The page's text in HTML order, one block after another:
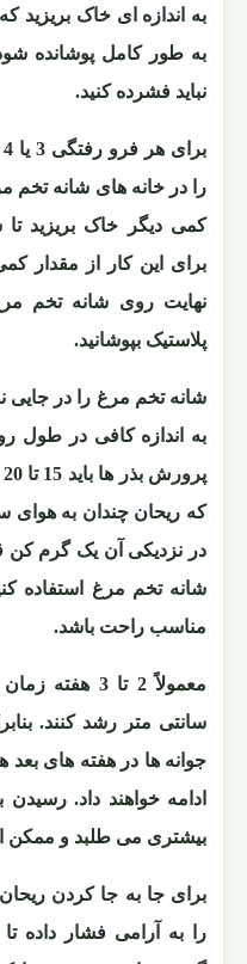
به اندازه ای خاک
به طور کامل پوشانده
نباید فشرده کنید.
را در خانه های شانه
کمی دیگر خاک بریزید
برای این کار از مقدار
نهایت روی شانه تخم
پلاستیک بپوشانید.
شانه تخم مرغ را در جایی
به اندازه کافی در طول
که ریحان چندان به هوای
در نزدیکی آن یک گرم کن
شانه تخم مرغ استفاده
مناسب راحت باشد.
سانتی متر رشد کنند.
جوانه ها در هفته های
بیشتری می طلبد و ممکن است 2 تا 7 هفته به
برای جا به جا کردن ریحان
را به آرامی فشار داده